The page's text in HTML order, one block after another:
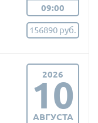
09:00
156890 руб.
2026
10
АВГУСТА